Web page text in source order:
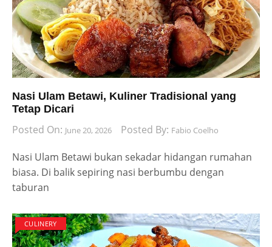
Nasi Ulam Betawi, Kuliner Tradisional yang
Tetap Dicari
Posted On: June 20, 2026 Posted By: Fabio Coelho
Nasi Ulam Betawi bukan sekadar hidangan rumahan
biasa. Di balik sepiring nasi berbumbu dengan
taburan
CULINERY